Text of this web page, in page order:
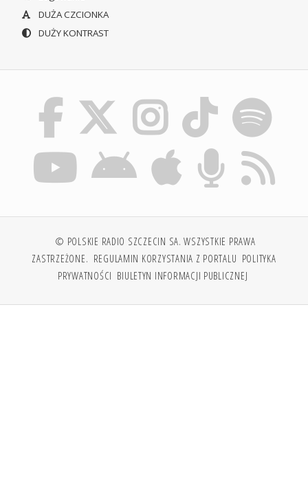
DUŻA CZCIONKA
DUŻY KONTRAST
© POLSKIE RADIO SZCZECIN SA. WSZYSTKIE PRAWA
ZASTRZEŻONE. REGULAMIN KORZYSTANIA Z PORTALU POLITYKA
PRYWATNOŚCI BIULETYN INFORMACJI PUBLICZNEJ